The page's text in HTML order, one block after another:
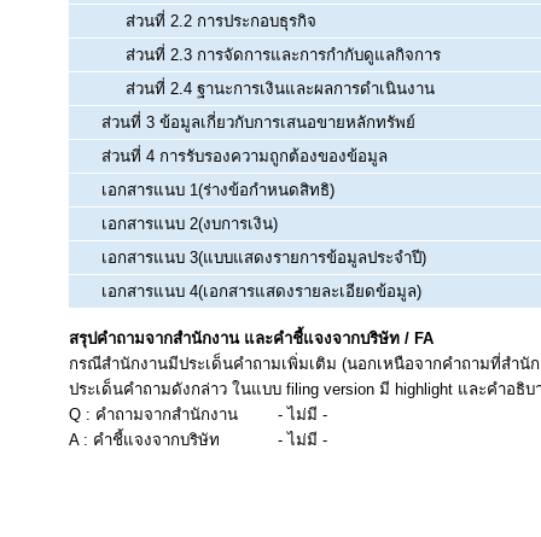
ส่วนที่ 2.2 การประกอบธุรกิจ
ส่วนที่ 2.3 การจัดการและการกำกับดูแลกิจการ
ส่วนที่ 2.4 ฐานะการเงินและผลการดำเนินงาน
ส่วนที่ 3 ข้อมูลเกี่ยวกับการเสนอขายหลักทรัพย์
ส่วนที่ 4 การรับรองความถูกต้องของข้อมูล
เอกสารแนบ 1(ร่างข้อกำหนดสิทธิ)
เอกสารแนบ 2(งบการเงิน)
เอกสารแนบ 3(แบบแสดงรายการข้อมูลประจำปี)
เอกสารแนบ 4(เอกสารแสดงรายละเอียดข้อมูล)
สรุปคำถามจากสำนักงาน และคำชี้แจงจากบริษัท / FA
กรณีสำนักงานมีประเด็นคำถามเพิ่มเติม (นอกเหนือจากคำถามที่สำ
ประเด็นคำถามดังกล่าว ในแบบ filing version มี highlight และคำอธิ
Q : คำถามจากสำนักงาน
- ไม่มี -
A : คำชี้แจงจากบริษัท
- ไม่มี -